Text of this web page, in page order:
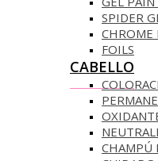
SPIDER
CHROME
FOILS
CABELLO
CHAMPÚ